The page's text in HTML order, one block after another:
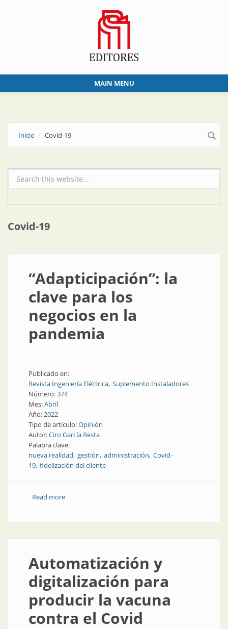
MAIN MENU
Inicio Covid-19
Formulario de búsqueda
Covid-19
“Adapticipación”: la
clave para los
negocios en la
pandemia
Publicado en:
Revista Ingeniería Eléctrica Suplemento Instaladores
Número:374
Mes:Abril
Año:2022
Tipo de artículo:Opinión
Autor:Ciro García Resta
Palabra clave:
nueva realidad gestión administración Covid-
19 fidelización del cliente
Read moreabout “Adapticipación”: la clave para los negocios en
Automatización y
digitalización para
producir la vacuna
contra el Covid